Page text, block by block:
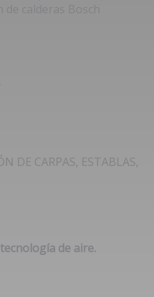
DE CARPAS, ESTABLAS,
de aire.